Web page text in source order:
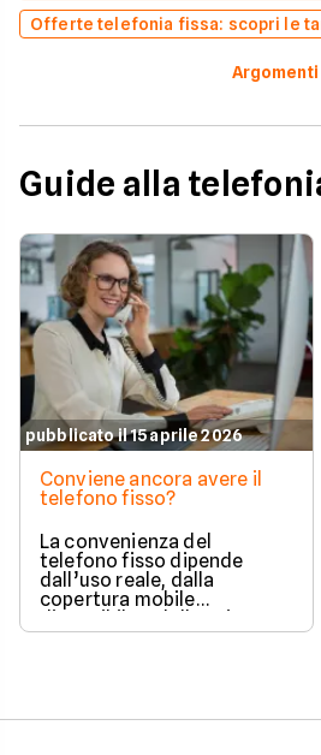
Offerte telefonia fissa: scopri le
Guide alla
pubblicato il 15 aprile 2026
Conviene ancora avere il
telefono fisso?
La convenienza del
telefono fisso dipende
dall’uso reale, dalla
copertura mobile
disponibile e dalle esigenze
di casa o lavoro.